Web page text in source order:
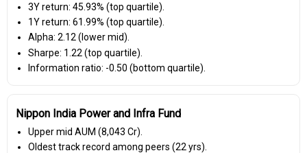
3Y return: 45.93% (top quartile).
1Y return: 61.99% (top quartile).
Alpha: 2.12 (lower mid).
Sharpe: 1.22 (top quartile).
Information ratio: -0.50 (bottom quartile).
Nippon India Power and Infra Fund
Upper mid AUM (₹8,043 Cr).
Oldest track record among peers (22 yrs).